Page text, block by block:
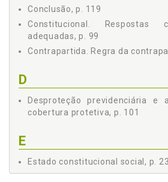
Conclusão, p. 119
Constitucional. Respostas
adequadas, p. 99
Contrapartida. Regra da
D
Desproteção previdenciária e
cobertura protetiva, p. 101
E
Estado constitucional social, p. 23